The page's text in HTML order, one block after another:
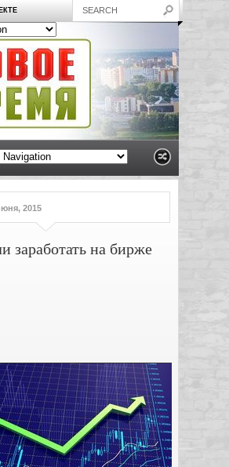
2015
заработать на бирже